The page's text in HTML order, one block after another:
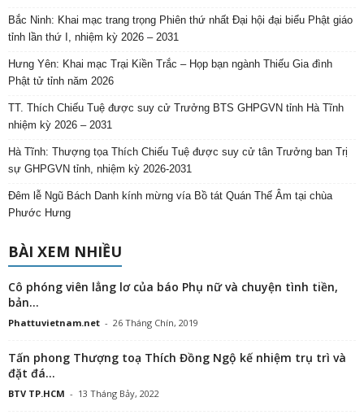
Bắc Ninh: Khai mạc trang trọng Phiên thứ nhất Đại hội đại biểu Phật giáo
tỉnh lần thứ I, nhiệm kỳ 2026 – 2031
Hưng Yên: Khai mạc Trại Kiền Trắc – Họp bạn ngành Thiếu Gia đình
Phật tử tỉnh năm 2026
TT. Thích Chiếu Tuệ được suy cử Trưởng BTS GHPGVN tỉnh Hà Tĩnh
nhiệm kỳ 2026 – 2031
Hà Tĩnh: Thượng tọa Thích Chiếu Tuệ được suy cử tân Trưởng ban Trị
sự GHPGVN tỉnh, nhiệm kỳ 2026-2031
Đêm lễ Ngũ Bách Danh kính mừng vía Bồ tát Quán Thế Âm tại chùa
Phước Hưng
BÀI XEM NHIỀU
Cô phóng viên lẳng lơ của báo Phụ nữ và chuyện tình tiền,
bản...
Phattuvietnam.net - 26 Tháng Chín, 2019
Tấn phong Thượng toạ Thích Đồng Ngộ kế nhiệm trụ trì và
đặt đá...
BTV TP.HCM - 13 Tháng Bảy, 2022